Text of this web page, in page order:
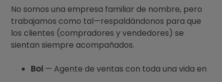
No somos una empresa familiar de nombre, pero
trabajamos como tal—respaldándonos para que
los clientes (compradores y vendedores) se
sientan siempre acompañados.
Boi — Agente de ventas con toda una vida en